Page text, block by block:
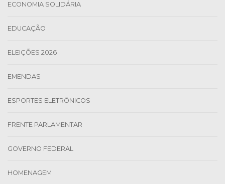
ECONOMIA SOLIDÁRIA
EDUCAÇÃO
ELEIÇÕES 2026
EMENDAS
ESPORTES ELETRÔNICOS
FRENTE PARLAMENTAR
GOVERNO FEDERAL
HOMENAGEM